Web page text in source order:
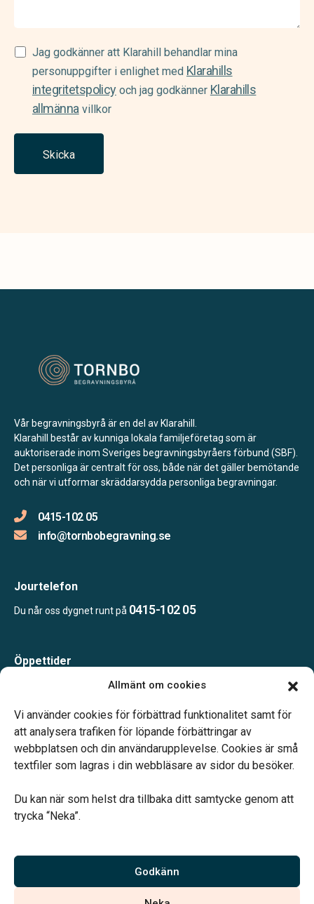
Allmänt om cookies
Vi använder cookies för förbättrad funktionalitet samt för
att analysera trafiken för löpande förbättringar av
webbplatsen och din användarupplevelse. Cookies är små
textfiler som lagras i din webbläsare av sidor du besöker.
Du kan när som helst dra tillbaka ditt samtycke genom att
trycka “Neka”.
Godkänn
Samtycke
(Required)
Jag godkänner att Klarahill behandlar mina
personuppgifter i enlighet med Klarahills
integritetspolicyoch jag godkänner Klarahills
allmännavillkor
Skicka
Vår begravningsbyrå är en del av Klarahill.
Klarahill består av kunniga lokala familjeföretag som är
auktoriserade inom Sveriges begravningsbyråers förbund (SBF).
Det personliga är centralt för oss, både när det gäller bemötande
och när vi utformar skräddarsydda personliga begravningar.
0415-102 05
info@tornbobegravning.se
Jourtelefon
Du når oss dygnet runt på 0415-102 05
Öppettider
Måndag-Torsdag 09.00-15.00
Telefonjour dygnet runt.
Vårt systerbolag Verahill hjälper dig med familjejuridiken –
Vi är auktoriserade av Sveriges Begravningsbyråers Förbund och